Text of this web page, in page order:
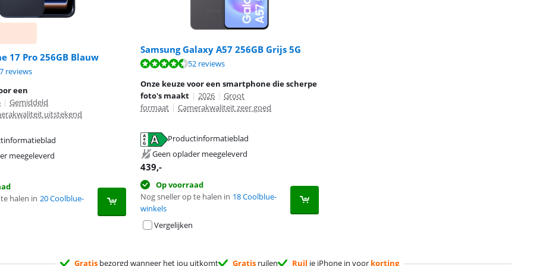
17 Pro 256GB Blauw
van de 10, gebaseerd op 47 reviews.
reviews
een
| Gemiddeld
uitstekend
meegeleverd
halen in 20 Coolblue-
Samsung Galaxy A57 256GB Grijs 5G
van de 10, gebaseerd op 52 reviews.
52 reviews
Onze keuze voor een smartphone die scherpe
foto's maakt | 2026 | Groot
formaat | Camerakwaliteit zeer goed
Productinformatieblad
Geen oplader meegeleverd
439,-
Op voorraad
Nog sneller op te halen in 18 Coolblue-
winkels
Vergelijken
Gratis bezorgd wanneer het jou uitkomt Gratis ruilen Ruil je iPhone in voor korting